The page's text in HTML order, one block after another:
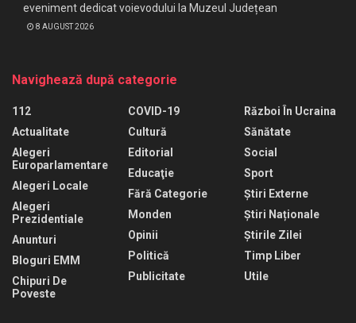
eveniment dedicat voievodului la Muzeul Județean
8 AUGUST 2026
Navighează după categorie
112
Actualitate
Alegeri
Europarlamentare
Alegeri Locale
Alegeri
Prezidentiale
Anunturi
Bloguri EMM
Chipuri De
Poveste
COVID-19
Cultură
Editorial
Educaţie
Fără Categorie
Monden
Opinii
Politică
Publicitate
Război În Ucraina
Sănătate
Social
Sport
Știri Externe
Știri Naționale
Știrile Zilei
Timp Liber
Utile